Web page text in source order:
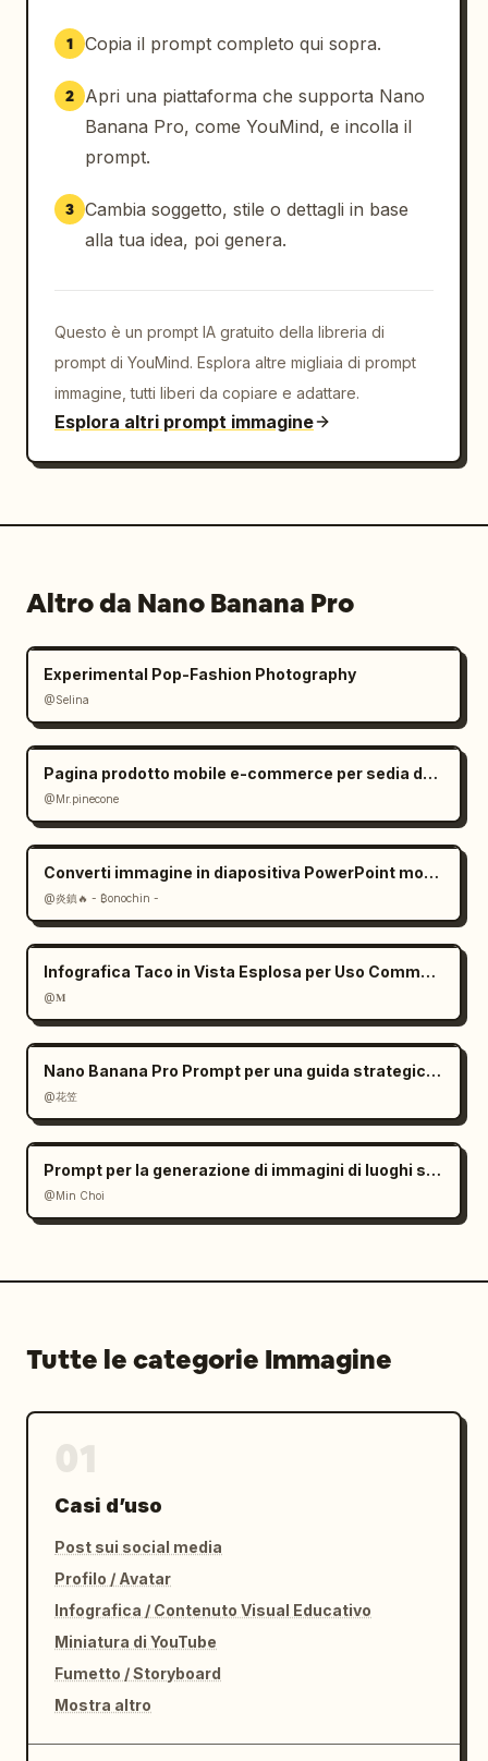
1 Copia il prompt completo qui sopra.
2
Apri una piattaforma che supporta Nano
Banana Pro, come YouMind, e incolla il
prompt.
3 Cambia soggetto, stile o dettagli in base
alla tua idea, poi genera.
Questo è un prompt IA gratuito della libreria di
prompt di YouMind. Esplora altre migliaia di prompt
immagine, tutti liberi da copiare e adattare.
Esplora altri prompt immagine
Altro da Nano Banana Pro
Experimental Pop-Fashion Photography
@Selina
Pagina prodotto mobile e-commerce per sedia da ufficio ergonomica
@Mr.pinecone
Converti immagine in diapositiva PowerPoint modificabile: prompt
@炎鎮🔥 - ₿onochin -
Infografica Taco in Vista Esplosa per Uso Commerciale
@𝐌
Nano Banana Pro Prompt per una guida strategica di gioco
@花笠
Prompt per la generazione di immagini di luoghi storici
@Min Choi
Tutte le categorie Immagine
Casi d’uso
Post sui social media
Profilo / Avatar
Infografica / Contenuto Visual Educativo
Miniatura di YouTube
Fumetto / Storyboard
Mostra altro